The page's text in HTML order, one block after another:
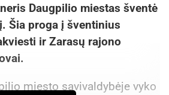
Daugpilio miestas šventė
Šia proga į šventinius
ir Zarasų rajono
miesto savivaldybėje vyko